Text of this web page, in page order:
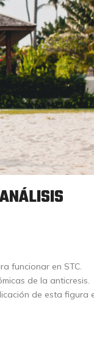
funcionar en STC.
de la anticresis.
de esta figura